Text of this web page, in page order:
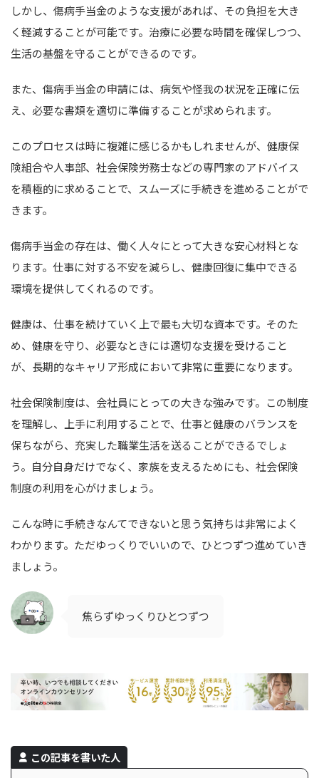
しかし、傷病手当金のような支援があれば、その負担を大き
く軽減することが可能です。治療に必要な時間を確保しつつ、
生活の基盤を守ることができるのです。
また、傷病手当金の申請には、病気や怪我の状況を正確に伝
え、必要な書類を適切に準備することが求められます。
このプロセスは時に複雑に感じるかもしれませんが、健康保
険組合や人事部、社会保険労務士などの専門家のアドバイス
を積極的に求めることで、スムーズに手続きを進めることがで
きます。
傷病手当金の存在は、働く人々にとって大きな安心材料とな
ります。仕事に対する不安を減らし、健康回復に集中できる
環境を提供してくれるのです。
健康は、仕事を続けていく上で最も大切な資本です。そのた
め、健康を守り、必要なときには適切な支援を受けること
が、長期的なキャリア形成において非常に重要になります。
社会保険制度は、会社員にとっての大きな強みです。この制度
を理解し、上手に利用することで、仕事と健康のバランスを
保ちながら、充実した職業生活を送ることができるでしょ
う。自分自身だけでなく、家族を支えるためにも、社会保険
制度の利用を心がけましょう。
こんな時に手続きなんてできないと思う気持ちは非常によく
わかります。ただゆっくりでいいので、ひとつずつ進めていき
ましょう。
焦らずゆっくりひとつずつ
この記事を書いた人